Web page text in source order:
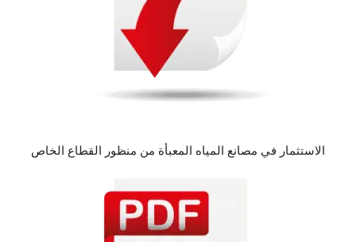
الاستثمار في مصانع المياه المعبأة من منظور القطاع الخاص